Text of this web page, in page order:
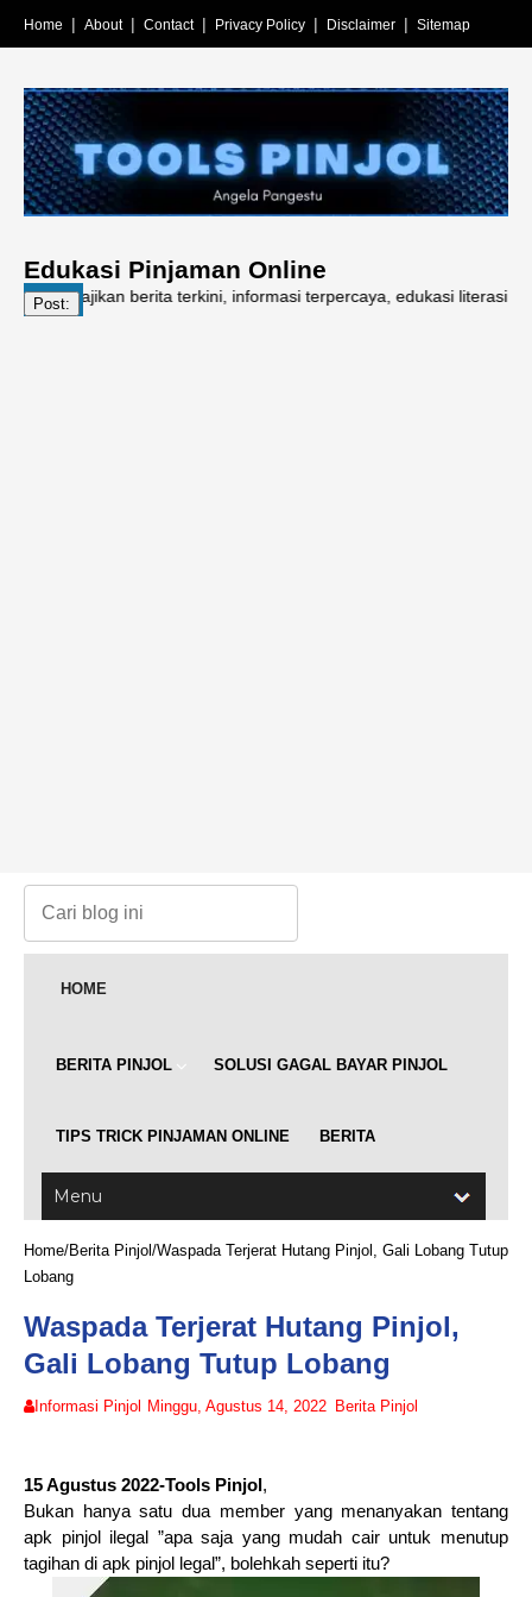
Home About Contact Privacy Policy Disclaimer Sitemap
Edukasi Pinjaman Online
Post:
berita terkini, informasi terpercaya, edukasi literasi
HOME
BERITA PINJOL SOLUSI GAGAL BAYAR PINJOL
TIPS TRICK PINJAMAN ONLINE BERITA
Home/Berita Pinjol /Waspada Terjerat Hutang Pinjol, Gali Lobang Tutup
Lobang
Waspada Terjerat Hutang Pinjol,
Gali Lobang Tutup Lobang
Informasi Pinjol Minggu, Agustus 14, 2022 Berita Pinjol
15 Agustus 2022-Tools Pinjol,
Bukan hanya satu dua member yang menanyakan tentang
apk pinjol ilegal ”apa saja yang mudah cair untuk menutup
tagihan di apk pinjol legal”, bolehkah seperti itu?